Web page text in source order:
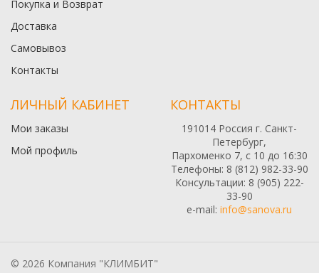
Покупка и Возврат
Доставка
Самовывоз
Контакты
ЛИЧНЫЙ КАБИНЕТ
Мои заказы
Мой профиль
КОНТАКТЫ
191014 Россия г. Санкт-
Петербург,
Пархоменко 7, с 10 до 16:30
Телефоны: 8 (812) 982-33-90
Консультации: 8 (905) 222-
33-90
e-mail: info@sanova.ru
© 2026 Компания "КЛИМБИТ"